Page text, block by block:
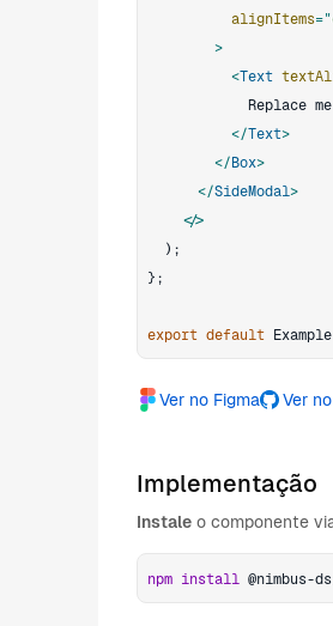
alignItems="
>
<Text
</Text>
</ Box>
</SideModal>
</
) ;
} ;
export default Example
Ver no Figma Ver
Implementação
Instale o componente
npm install @nimbus-